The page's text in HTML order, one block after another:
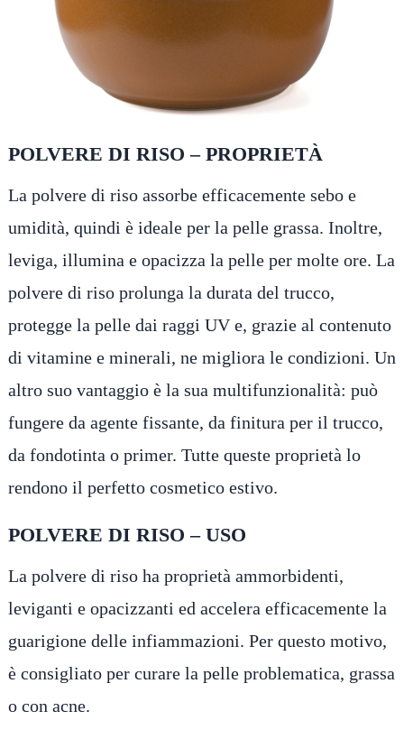
POLVERE DI RISO – PROPRIETÀ
La polvere di riso assorbe efficacemente sebo e
umidità, quindi è ideale per la pelle grassa. Inoltre,
leviga, illumina e opacizza la pelle per molte ore. La
polvere di riso prolunga la durata del trucco,
protegge la pelle dai raggi UV e, grazie al contenuto
di vitamine e minerali, ne migliora le condizioni. Un
altro suo vantaggio è la sua multifunzionalità: può
fungere da agente fissante, da finitura per il trucco,
da fondotinta o primer. Tutte queste proprietà lo
rendono il perfetto cosmetico estivo.
POLVERE DI RISO – USO
La polvere di riso ha proprietà ammorbidenti,
leviganti e opacizzanti ed accelera efficacemente la
guarigione delle infiammazioni. Per questo motivo,
è consigliato per curare la pelle problematica, grassa
o con acne.